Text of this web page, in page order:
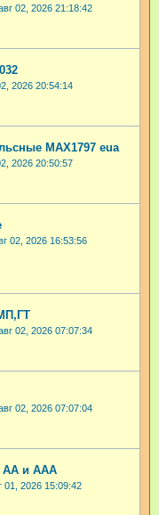
02, 2026 21:18:42
2026 20:54:14
MAX1797 eua
2026 20:50:57
02, 2026 16:53:56
02, 2026 07:07:34
02, 2026 07:07:04
АА и ААА
01, 2026 15:09:42